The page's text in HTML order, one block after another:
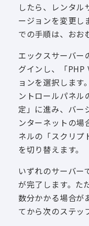
したら、レンタル
ージョンを変更し
での手順は、おお
エックスサーバー
グインし、「PHP
ョンを選択します
ントロールパネ
定」に進み、バー
ンターネットの
ネルの「スクリプ
を切り替えます。
いずれのサーバー
が完了します。た
数分かかる場合が
てから次のステッ